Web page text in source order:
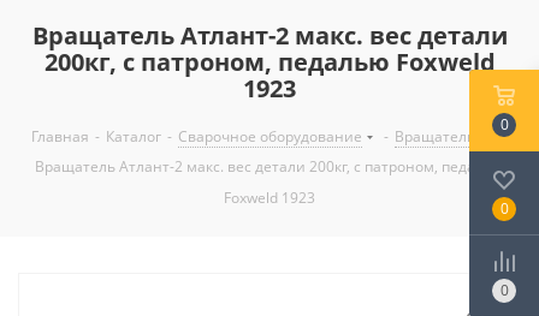
Вращатель Атлант-2 макс. вес детали
200кг, с патроном, педалью Foxweld
1923
Главная - Каталог - Сварочное оборудование - Вращатели
-
Вращатель Атлант-2 макс. вес детали 200кг, с патроном, педалью
Foxweld 1923
0
0
0